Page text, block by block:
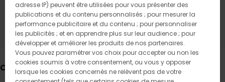
Ne partez pas trop loin, nos produits
seront bientôt de retour
Ces produits pourraient vous plaire
adresse IP) peuvent être utilisées pour vous présenter des
publications et du contenu personnalisés ; pour mesurer la
performance publicitaire et du contenu ; pour personnaliser
les publicités ; et en apprendre plus sur leur audience ; pour
développer et améliorer les produits de nos partenaires.
Vous pouvez paramétrer vos choix pour accepter ou non les
cookies soumis à votre consentement, ou vous y opposer
lorsque les cookies concernés ne relèvent pas de votre